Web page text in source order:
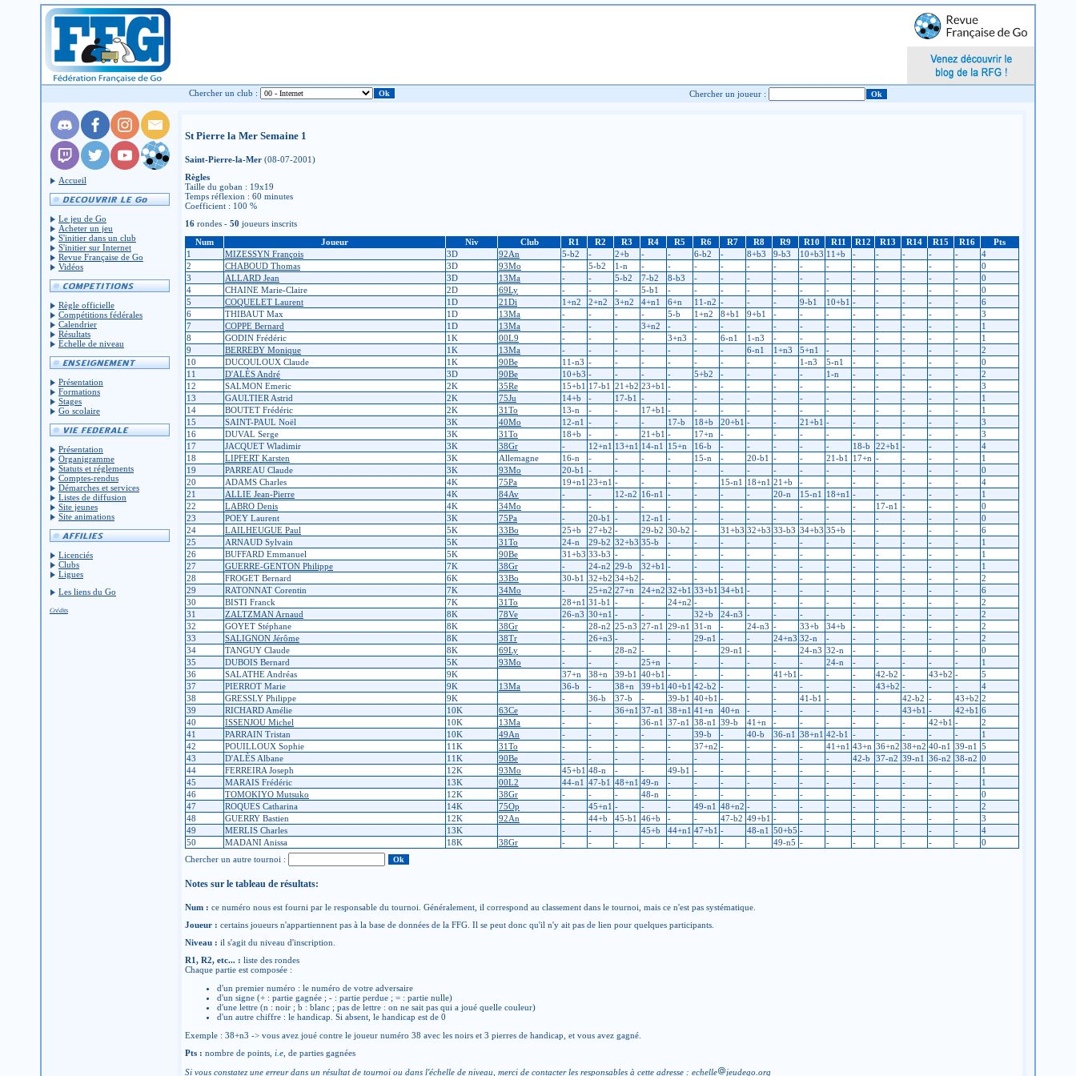
Chercher un club : Chercher un joueur :
Accueil
Le jeu de Go
Acheter un jeu
S'initier dans un club
S'initier sur Internet
Revue Française de Go
Vidéos
Règle officielle
Compétitions fédérales
Calendrier
Résultats
Échelle de niveau
Présentation
Formations
Stages
Go scolaire
Présentation
Organigramme
Statuts et réglements
Comptes-rendus
Démarches et services
Listes de diffusion
Site jeunes
Site animations
Licenciés
Clubs
Ligues
Les liens du Go
Crédits
St Pierre la Mer Semaine 1
Saint-Pierre-la-Mer (08-07-2001)
Règles
Taille du goban : 19x19
Temps réflexion : 60 minutes
Coefficient : 100 %
16 rondes - 50 joueurs inscrits
Num
Joueur Niv Club R1 R2 R3 R4 R5 R6 R7 R8 R9 R10 R11 R12 R13 R14 R15 R16
Pts
1
MIZESSYN François 3D 92An 5-b2 - 2+b - - 6-b2 - 8+b3 9-b3 10+b3 11+b - - - - -
4
2
CHABOUD Thomas 3D 93Mo - 5-b2 1-n - - - - - - - - - - - - -
0
3
ALLARD Jean 3D 13Ma - - 5-b2 7-b2 8-b3 - - - - - - - - - - -
0
4
CHAINE Marie-Claire 2D 69Ly - - - 5-b1 - - - - - - - - - - - -
0
5
COQUELET Laurent 1D 21Di 1+n2 2+n2 3+n2 4+n1 6+n 11-n2 - - - 9-b1 10+b1 - - - - -
6
6
THIBAUT Max 1D 13Ma - - - - 5-b 1+n2 8+b1 9+b1 - - - - - - - -
3
7
COPPE Bernard 1D 13Ma - - - 3+n2 - - - - - - - - - - - -
1
8
GODIN Frédéric 1K 00L9 - - - - 3+n3 - 6-n1 1-n3 - - - - - - - -
1
9
BERREBY Monique 1K 13Ma - - - - - - - 6-n1 1+n3 5+n1 - - - - - -
2
10
DUCOULOUX Claude 1K 90Be 11-n3 - - - - - - - - 1-n3 5-n1 - - - - -
0
11
D'ALÈS André 3D 90Be 10+b3 - - - - 5+b2 - - - - 1-n - - - - -
2
12
SALMON Emeric 2K 35Re 15+b1 17-b1 21+b2 23+b1 - - - - - - - - - - - -
3
13
GAULTIER Astrid 2K 75Ju 14+b - 17-b1 - - - - - - - - - - - - -
1
14
BOUTET Frédéric 2K 31To 13-n - - 17+b1 - - - - - - - - - - - -
1
15
SAINT-PAUL Noël 3K 40Mo 12-n1 - - - 17-b 18+b 20+b1 - - 21+b1 - - - - - -
3
16
DUVAL Serge 3K 31To 18+b - - 21+b1 - 17+n - - - - - - - - - -
3
17
JACQUET Wladimir 3K 38Gr - 12+n1 13+n1 14-n1 15+n 16-b - - - - - 18-b 22+b1 - - -
4
18
LIPFERT Karsten 3K Allemagne 16-n - - - - 15-n - 20-b1 - - 21-b1 17+n - - - -
1
19
PARREAU Claude 3K 93Mo 20-b1 - - - - - - - - - - - - - - -
0
20
ADAMS Charles 4K 75Pa 19+n1 23+n1 - - - - 15-n1 18+n1 21+b - - - - - - -
4
21
ALLIE Jean-Pierre 4K 84Av - - 12-n2 16-n1 - - - - 20-n 15-n1 18+n1 - - - - -
1
22
LABRO Denis 4K 34Mo - - - - - - - - - - - - 17-n1 - - -
0
23
POEY Laurent 3K 75Pa - 20-b1 - 12-n1 - - - - - - - - - - - -
0
24
LAILHEUGUE Paul 5K 33Bo 25+b 27+b2 - 29-b2 30-b2 - 31+b3 32+b3 33-b3 34+b3 35+b - - - - -
6
25
ARNAUD Sylvain 5K 31To 24-n 29-b2 32+b3 35-b - - - - - - - - - - - -
1
26
BUFFARD Emmanuel 5K 90Be 31+b3 33-b3 - - - - - - - - - - - - - -
1
27
GUERRE-GENTON Philippe 7K 38Gr - 24-n2 29-b 32+b1 - - - - - - - - - - - -
1
28
FROGET Bernard 6K 33Bo 30-b1 32+b2 34+b2 - - - - - - - - - - - - -
2
29
RATONNAT Corentin 7K 34Mo - 25+n2 27+n 24+n2 32+b1 33+b1 34+b1 - - - - - - - - -
6
30
BISTI Franck 7K 31To 28+n1 31-b1 - - 24+n2 - - - - - - - - - - -
2
31
ZALTZMAN Arnaud 8K 78Ve 26-n3 30+n1 - - - 32+b 24-n3 - - - - - - - - -
2
32
GOYET Stéphane 8K 38Gr - 28-n2 25-n3 27-n1 29-n1 31-n - 24-n3 - 33+b 34+b - - - - -
2
33
SALIGNON Jérôme 8K 38Tr - 26+n3 - - - 29-n1 - - 24+n3 32-n - - - - - -
2
34
TANGUY Claude 8K 69Ly - - 28-n2 - - - 29-n1 - - 24-n3 32-n - - - - -
0
35
DUBOIS Bernard 5K 93Mo - - - 25+n - - - - - - 24-n - - - - -
1
36
SALATHE Andréas 9K 37+n 38+n 39-b1 40+b1 - - - - 41+b1 - - - 42-b2 - 43+b2 -
5
37
PIERROT Marie 9K 13Ma 36-b - 38+n 39+b1 40+b1 42-b2 - - - - - - 43+b2 - - -
4
38
GRESSLY Philippe 9K - 36-b 37-b - 39-b1 40+b1 - - - 41-b1 - - - 42-b2 - 43+b2 2
39
RICHARD Amélie 10K 63Ce - - 36+n1 37-n1 38+n1 41+n 40+n - - - - - - 43+b1 - 42+b1 6
40
ISSENJOU Michel 10K 13Ma - - - 36-n1 37-n1 38-n1 39-b 41+n - - - - - - 42+b1 -
2
41
PARRAIN Tristan 10K 49An - - - - - 39-b - 40-b 36-n1 38+n1 42-b1 - - - - -
1
42
POUILLOUX Sophie 11K 31To - - - - - 37+n2 - - - - 41+n1 43+n 36+n2 38+n2 40-n1 39-n1 5
43
D'ALÈS Albane 11K 90Be - - - - - - - - - - - 42-b 37-n2 39-n1 36-n2 38-n2 0
44
FERREIRA Joseph 12K 93Mo 45+b1 48-n - - 49-b1 - - - - - - - - - - -
1
45
MARAIS Frédéric 13K 00L2 44-n1 47-b1 48+n1 49-n - - - - - - - - - - - -
1
46
TOMOKIYO Mutsuko 12K 38Gr - - - 48-n - - - - - - - - - - - -
0
47
ROQUES Catharina 14K 75Op - 45+n1 - - - 49-n1 48+n2 - - - - - - - - -
2
48
GUERRY Bastien 12K 92An - 44+b 45-b1 46+b - - 47-b2 49+b1 - - - - - - - -
3
49
MERLIS Charles 13K - - - 45+b 44+n1 47+b1 - 48-n1 50+b5 - - - - - - -
4
50
MADANI Anissa 18K 38Gr - - - - - - - - 49-n5 - - - - - - -
0
Chercher un autre tournoi :
Notes sur le tableau de résultats:
Num : ce numéro nous est fourni par le responsable du tournoi. Généralement, il correspond au classement dans le tournoi, mais ce n'est pas systématique.
Joueur : certains joueurs n'appartiennent pas à la base de données de la FFG. Il se peut donc qu'il n'y ait pas de lien pour quelques participants.
Niveau : il s'agit du niveau d'inscription.
R1, R2, etc... : liste des rondes
Chaque partie est composée :
d'un premier numéro : le numéro de votre adversaire
d'un signe (+ : partie gagnée ; - : partie perdue ; = : partie nulle)
d'une lettre (n : noir ; b : blanc ; pas de lettre : on ne sait pas qui a joué quelle couleur)
d'un autre chiffre : le handicap. Si absent, le handicap est de 0
Exemple : 38+n3 -> vous avez joué contre le joueur numéro 38 avec les noirs et 3 pierres de handicap, et vous avez gagné.
Pts : nombre de points, i.e , de parties gagnées
Si vous constatez une erreur dans un résultat de tournoi ou dans l'échelle de niveau, merci de contacter les responsables à cette adresse : echelle jeudego.org